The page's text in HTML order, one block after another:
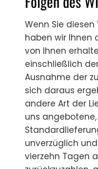
Wenn Sie
haben wir Ihnen
von Ihnen
einschließlich
Ausnahme der
sich daraus
andere Art der
uns
unverzüglich
vierzehn Tagen